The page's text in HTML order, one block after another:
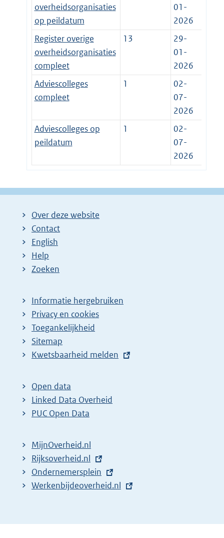
overheidsorganisaties
op peildatum
01-
2026
Register overige
overheidsorganisaties
compleet
13
29-
01-
2026
Adviescolleges
compleet
1
02-
07-
2026
Adviescolleges op
peildatum
1
02-
07-
2026
Over deze website
Contact
English
Help
Zoeken
Informatie hergebruiken
Privacy en cookies
Toegankelijkheid
Sitemap
E
t
e
r
l
i
n
k
Kwetsbaarheid melden
Open data
Linked Data Overheid
PUC Open Data
MijnOverheid.nl
E
x
t
n
Rijksoverheid.nl
E
x
r
Ondernemersplein
E
e
Werkenbijdeoverheid.nl